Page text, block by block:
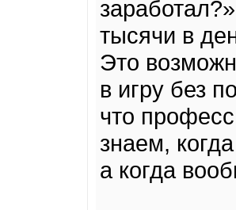
тысячи в
Это
в игру без
что
знаем,
а когда